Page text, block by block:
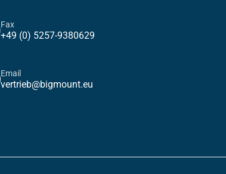
Fax
+49 (0) 5257-9380629
Email
vertrieb@bigmount.eu